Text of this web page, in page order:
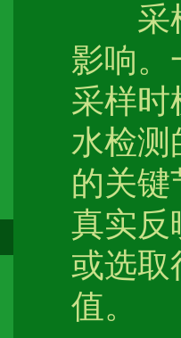
采样
影响。
采样时
水检测
的关键
真实反
或选取
值。